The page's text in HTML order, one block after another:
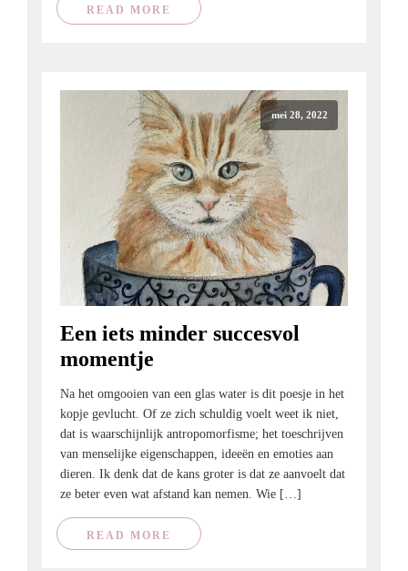
READ MORE
mei 28, 2022
Een iets minder succesvol
momentje
Na het omgooien van een glas water is dit poesje in het
kopje gevlucht. Of ze zich schuldig voelt weet ik niet,
dat is waarschijnlijk antropomorfisme; het toeschrijven
van menselijke eigenschappen, ideeën en emoties aan
dieren. Ik denk dat de kans groter is dat ze aanvoelt dat
ze beter even wat afstand kan nemen. Wie […]
READ MORE